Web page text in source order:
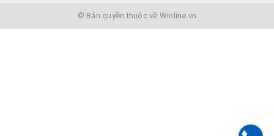
© Bản quyền thuộc về Winline.vn